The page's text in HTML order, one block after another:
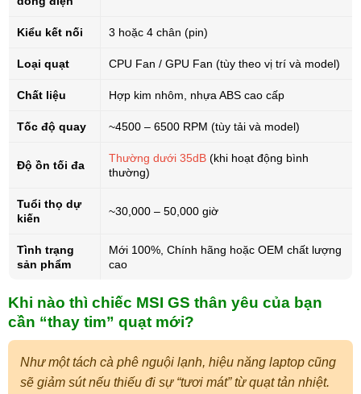
Kiểu kết nối 3 hoặc 4 chân (pin)
Loại quạt CPU Fan / GPU Fan (tùy theo vị trí và model)
Chất liệu Hợp kim nhôm, nhựa ABS cao cấp
Tốc độ quay ~4500 – 6500 RPM (tùy tải và model)
Độ ồn tối đa
Thường dưới 35dB(khi hoạt động bình
thường)
Tuổi thọ dự
kiến
~30,000 – 50,000 giờ
Tình trạng
sản phẩm
Mới 100%, Chính hãng hoặc OEM chất lượng
cao
Khi nào thì chiếc MSI GS thân yêu của bạn
cần “thay tim” quạt mới?
Như một tách cà phê nguội lạnh, hiệu năng laptop cũng
sẽ giảm sút nếu thiếu đi sự “tươi mát” từ quạt tản nhiệt.